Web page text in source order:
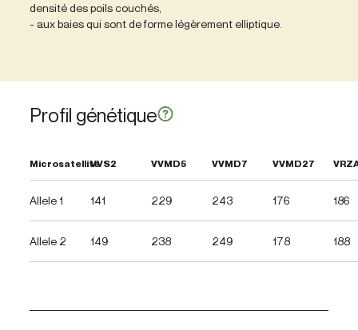
densité des poils couchés,
- aux baies qui sont de forme légèrement elliptique.
Profil génétique
MicrosatelliteVVS2 VVMD5 VVMD7 VVMD27
Allele 1 141 229 243 176 186
Allele 2 149 238 249 178 188